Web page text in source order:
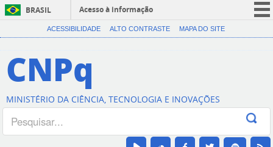
BRASIL
Acesso à informação
CORONAVÍRUS (COVID-19)
Canais
ACESSIBILIDADE ALTO CONTRASTE MAPA DO SITE
CNPq
MINISTÉRIO DA CIÊNCIA, TECNOLOGIA E INOVAÇÕES